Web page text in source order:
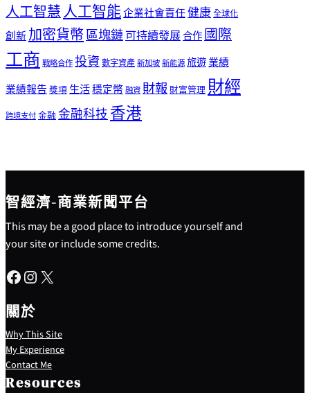
人工智慧人工智能企業社會責任健康全球化
創新加密貨幣區塊鏈可持續發展合作國際
工商 戰略合作投資數字資產新加坡新能源旅遊業績
業績報告 獎項生活穩定幣融資 財報 財富管理 財經
跨境支付金融 金融科技 香港
智經濟-商業新聞平台
This may be a good place to introduce yourself and
your site or include some credits.
Facebook Instagram X
關於
Why This Site
My Experience
Contact Me
Resources